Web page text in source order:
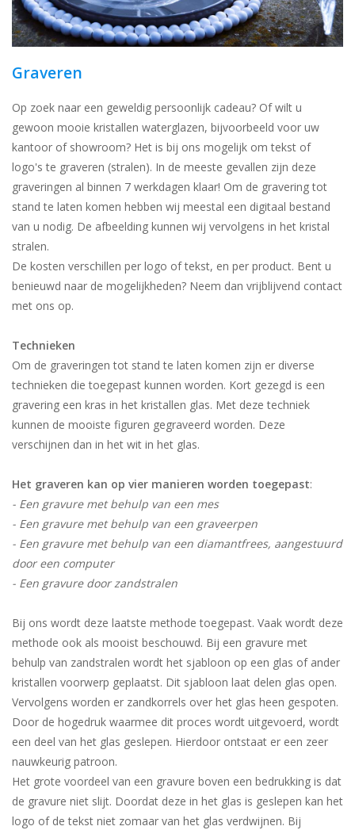
Graveren
Op zoek naar een geweldig persoonlijk cadeau? Of wilt u
gewoon mooie kristallen waterglazen, bijvoorbeeld voor uw
kantoor of showroom? Het is bij ons mogelijk om tekst of
logo's te graveren (stralen). In de meeste gevallen zijn deze
graveringen al binnen 7 werkdagen klaar! Om de gravering tot
stand te laten komen hebben wij meestal een digitaal bestand
van u nodig. De afbeelding kunnen wij vervolgens in het kristal
stralen.
De kosten verschillen per logo of tekst, en per product. Bent u
benieuwd naar de mogelijkheden? Neem dan vrijblijvend contact
met ons op.
Technieken
Om de graveringen tot stand te laten komen zijn er diverse
technieken die toegepast kunnen worden. Kort gezegd is een
gravering een kras in het kristallen glas. Met deze techniek
kunnen de mooiste figuren gegraveerd worden. Deze
verschijnen dan in het wit in het glas.
Het graveren kan op vier manieren worden toegepast:
- Een gravure met behulp van een mes
- Een gravure met behulp van een graveerpen
- Een gravure met behulp van een diamantfrees, aangestuurd
door een computer
- Een gravure door zandstralen
Bij ons wordt deze laatste methode toegepast. Vaak wordt deze
methode ook als mooist beschouwd. Bij een gravure met
behulp van zandstralen wordt het sjabloon op een glas of ander
kristallen voorwerp geplaatst. Dit sjabloon laat delen glas open.
Vervolgens worden er zandkorrels over het glas heen gespoten.
Door de hogedruk waarmee dit proces wordt uitgevoerd, wordt
een deel van het glas geslepen. Hierdoor ontstaat er een zeer
nauwkeurig patroon.
Het grote voordeel van een gravure boven een bedrukking is dat
de gravure niet slijt. Doordat deze in het glas is geslepen kan het
logo of de tekst niet zomaar van het glas verdwijnen. Bij